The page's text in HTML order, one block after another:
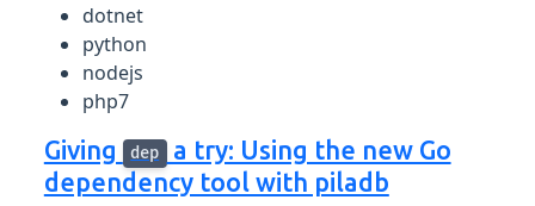
dotnet
python
nodejs
php7
Giving dep a try: Using the new Go
dependency tool with piladb